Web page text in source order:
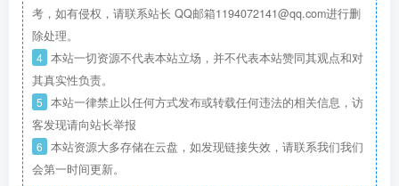
考，如有侵权，请联系站长 QQ邮箱1194072141@qq.com进行删
除处理。
4 本站一切资源不代表本站立场，并不代表本站赞同其观点和对
其真实性负责。
5 本站一律禁止以任何方式发布或转载任何违法的相关信息，访
客发现请向站长举报
6 本站资源大多存储在云盘，如发现链接失效，请联系我们我们
会第一时间更新。